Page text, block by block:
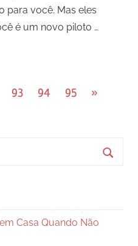
para você. Mas eles
é um novo piloto …
93 94 95
Next
»
Casa Quando Não